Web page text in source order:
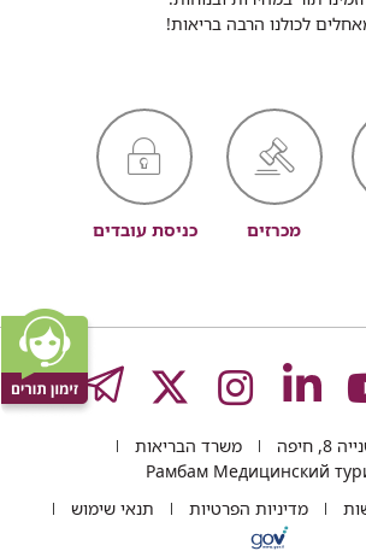
לכולנו הרבה בריאות!
מכרזים כניסת עובדים
לעמוד
של
לעמוד
של
לעמוד
של
חיפה
משרד הבריאות
Рамбам Медицинский
מדיניות הפרטיות תנאי שימוש